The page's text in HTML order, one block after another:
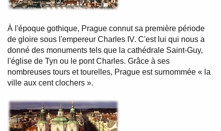
À l'époque gothique, Prague connut sa première période
de gloire sous l'empereur Charles IV. C'est lui qui nous a
donné des monuments tels que la cathédrale Saint-Guy,
l'église de Tyn ou le pont Charles. Grâce à ses
nombreuses tours et tourelles, Prague est surnommée « la
ville aux cent clochers ».